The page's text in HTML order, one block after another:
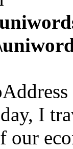
I
our